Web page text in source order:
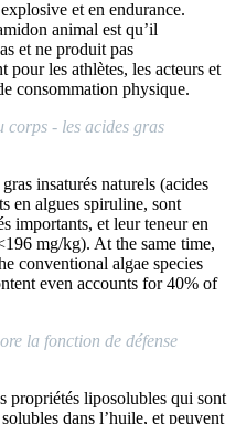
et en endurance.
animal est qu’il
et ne produit pas
pour les athlètes, les acteurs et
consommation physique.
corps - les acides gras
insaturés naturels (acides
en algues spiruline, sont
importants, et leur teneur en
mg/kg). At the same time,
conventional algae species
even accounts for 40% of
la fonction de défense
propriétés liposolubles qui sont
dans l’huile, et peuvent